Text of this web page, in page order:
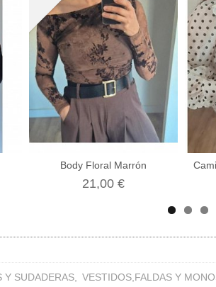
Body Floral Marrón
21,00 €
Y SUDADERAS VESTIDOS,FALDAS Y